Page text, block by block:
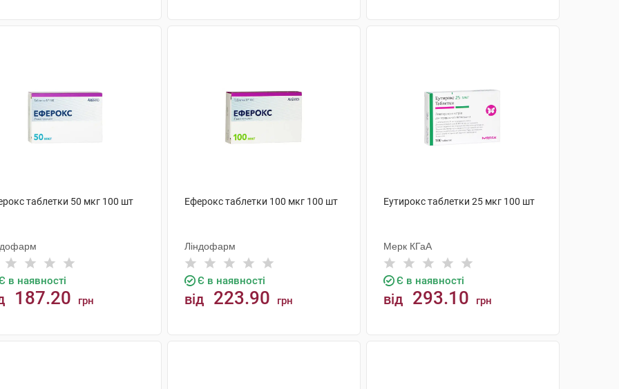
таблетки 50 мкг 100 шт
в наявності
187.20 грн
Еферокс таблетки 100 мкг 100 шт
Ліндофарм
Є в наявності
від 223.90 грн
Еутирокс таблетки 25 мкг 100 шт
Мерк КГаА
Є в наявності
від 293.10 грн